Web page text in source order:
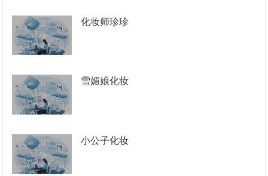
化妆师珍珍
雪媚娘化妆
小公子化妆